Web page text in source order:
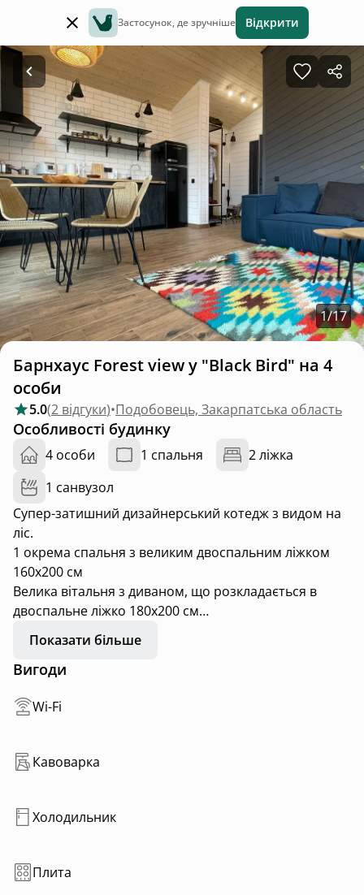
Застосунок, де зручніше Відкрити
1/17
Барнхаус Forest view у "Black Bird" на 4
особи
5.0(2 відгуки)•Подобовець, Закарпатська область
Особливості будинку
4 особи 1 спальня
2 ліжка
1 санвузол
Супер-затишний дизайнерський котедж з видом на
ліс.
1 окрема спальня з великим двоспальним ліжком
160х200 см
Велика вітальня з диваном, що розкладається в
двоспальне ліжко 180х200 см
Повноцінна кухня (плита, кавоварка, холодильник,
весь посуд)
Камін на дровах
Сан вузол
Одне паркомісце
Показати більше
Вигоди
Wi-Fi
Кавоварка
Холодильник
Плита